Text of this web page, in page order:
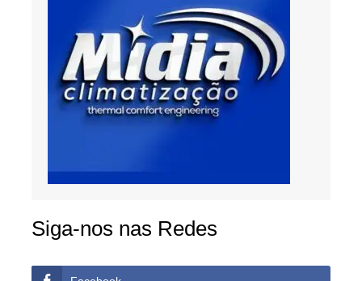
Siga-nos nas Redes